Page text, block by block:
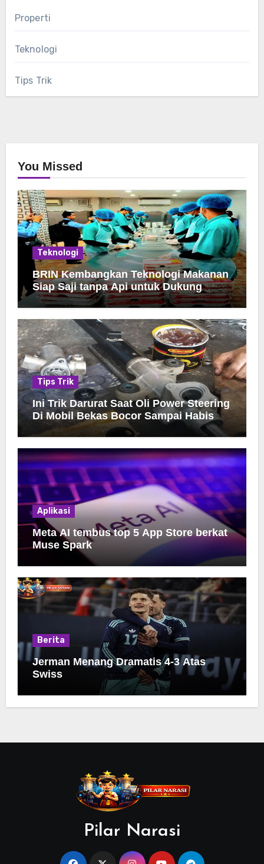
Properti
Teknologi
Tips Trik
You Missed
Teknologi
BRIN Kembangkan Teknologi Makanan
Siap Saji tanpa Api untuk Dukung
Jamah Haji
Tips Trik
Ini Trik Darurat Saat Oli Power Steering
Di Mobil Bekas Bocor Sampai Habis
Aplikasi
Meta AI tembus top 5 App Store berkat
Muse Spark
Berita
Jerman Menang Dramatis 4-3 Atas
Swiss
Pilar Narasi